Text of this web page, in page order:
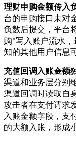
理财申购金额传入
台的申购接口未对
负数后提交，平台
购"写入账户流水
知的其他用户信息
充值回调入账金额
渠道和业务层分别
渠道回调时读取自
攻击者在支付请求
入账金额字段，支
的大额入账，形成